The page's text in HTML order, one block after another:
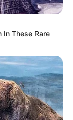
In These Rare